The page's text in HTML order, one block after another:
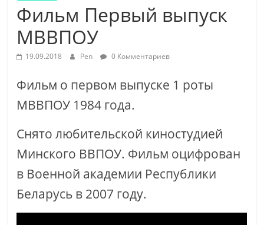
Фильм Первый выпуск
МВВПОУ
19.09.2018 Pen 0 Комментариев
Фильм о первом выпуске 1 роты
МВВПОУ 1984 года.
Снято любительской киностудией
Минского ВВПОУ. Фильм оцифрован
в Военной академии Республики
Беларусь в 2007 году.